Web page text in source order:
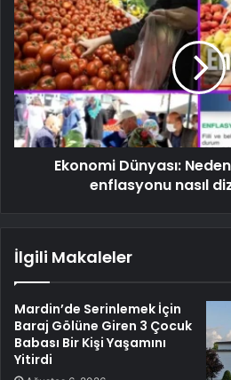
Ekonomi Dünyası:
enflasyonu nasıl
İlgili Makaleler
Mardin’de Serinlemek İçin
Baraj Gölüne Giren 3 Çocuk
Babası Bir Kişi Yaşamını
Yitirdi